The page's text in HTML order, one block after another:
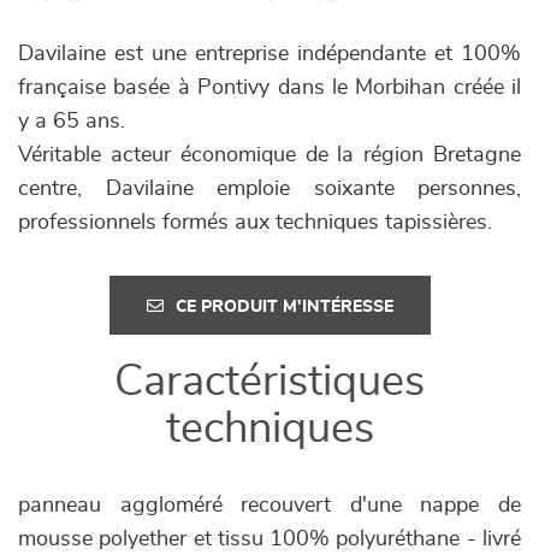
Davilaine est une entreprise indépendante et 100%
française basée à Pontivy dans le Morbihan créée il
y a 65 ans.
Véritable acteur économique de la région Bretagne
centre, Davilaine emploie soixante personnes,
professionnels formés aux techniques tapissières.
CE PRODUIT M'INTÉRESSE
Caractéristiques
techniques
panneau aggloméré recouvert d'une nappe de
mousse polyether et tissu 100% polyuréthane - livré